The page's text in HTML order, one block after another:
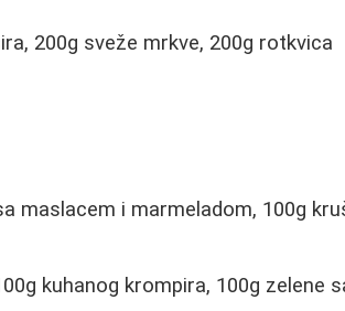
200g sveže mrkve, 200g rotkvica
maslacem i marmeladom, 100g
kuhanog krompira, 100g zelene